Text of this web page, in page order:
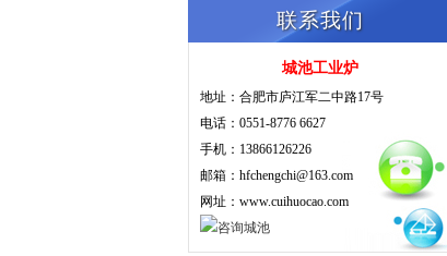
联系我们
城池工业炉
地址：合肥市庐江军二中路17号
电话：0551-8776 6627
手机：13866126226
邮箱：hfchengchi@163.com
网址：www.cuihuocao.com